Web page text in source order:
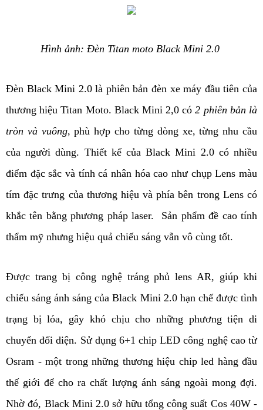
Hình ảnh: Đèn Titan moto Black Mini 2.0
Đèn Black Mini 2.0 là phiên bản đèn xe máy đầu tiên của
thương hiệu Titan Moto. Black Mini 2,0 có 2 phiên bản là
tròn và vuông, phù hợp cho từng dòng xe, từng nhu cầu
của người dùng. Thiết kế của Black Mini 2.0 có nhiều
điểm đặc sắc và tính cá nhân hóa cao như chụp Lens màu
tím đặc trưng của thương hiệu và phía bên trong Lens có
khắc tên bằng phương pháp laser.  Sản phẩm đề cao tính
thẩm mỹ nhưng hiệu quả chiếu sáng vẫn vô cùng tốt.
Được trang bị công nghệ tráng phủ lens AR, giúp khi
chiếu sáng ánh sáng của Black Mini 2.0 hạn chế được tình
trạng bị lóa, gây khó chịu cho những phương tiện di
chuyển đối diện. Sử dụng 6+1 chip LED công nghệ cao từ
Osram - một trong những thương hiệu chip led hàng đầu
thế giới để cho ra chất lượng ánh sáng ngoài mong đợi.
Nhờ đó, Black Mini 2.0 sở hữu tổng công suất Cos 40W -